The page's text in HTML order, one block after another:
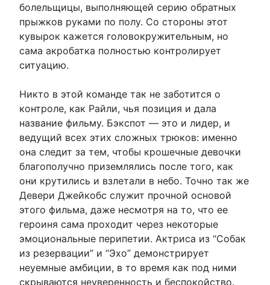
болельщицы, выполняющей серию обратных
прыжков руками по полу. Со стороны этот
кувырок кажется головокружительным, но
сама акробатка полностью контролирует
ситуацию.
Никто в этой команде так не заботится о
контроле, как Райли, чья позиция и дала
название фильму. Бэкспот — это и лидер, и
ведущий всех этих сложных трюков: именно
она следит за тем, чтобы крошечные девочки
благополучно приземлялись после того, как
они крутились и взлетали в небо. Точно так же
Девери Джейкобс служит прочной основой
этого фильма, даже несмотря на то, что ее
героиня сама проходит через некоторые
эмоциональные перипетии. Актриса из “Собак
из резервации” и “Эхо” демонстрирует
неуемные амбиции, в то время как под ними
скрываются неуверенность и беспокойство.